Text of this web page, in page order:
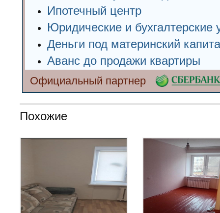
Ипотечный центр
Юридические и бухгалтерские
Деньги под материнский
Аванс до продажи квартиры
Официальный партнер
Похожие